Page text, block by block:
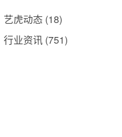
艺虎动态 (18)
行业资讯 (751)